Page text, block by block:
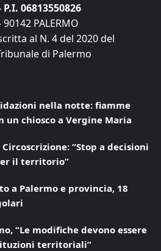
06813550826
PALERMO
al N. 4 del 2020 del
di Palermo
nella notte: fiamme
un chiosco a Vergine Maria
“Stop a decisioni
il territorio”
a Palermo e provincia, 18
“Le modifiche devono essere
territoriali”